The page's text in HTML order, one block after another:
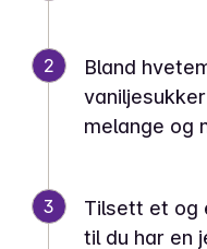
2
Bland
melange og
3
Tilsett et og
til du har en